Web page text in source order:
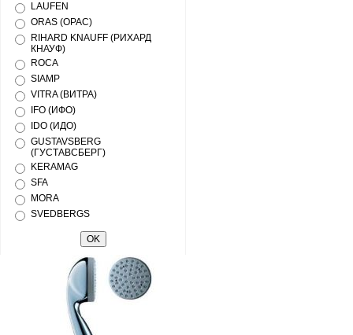
LAUFEN
ORAS (ОРАС)
RIHARD KNAUFF (РИХАРД
КНАУФ)
ROCA
SIAMP
VITRA (ВИТРА)
IFO (ИФО)
IDO (ИДО)
GUSTAVSBERG
(ГУСТАВСБЕРГ)
KERAMAG
SFA
MORA
SVEDBERGS